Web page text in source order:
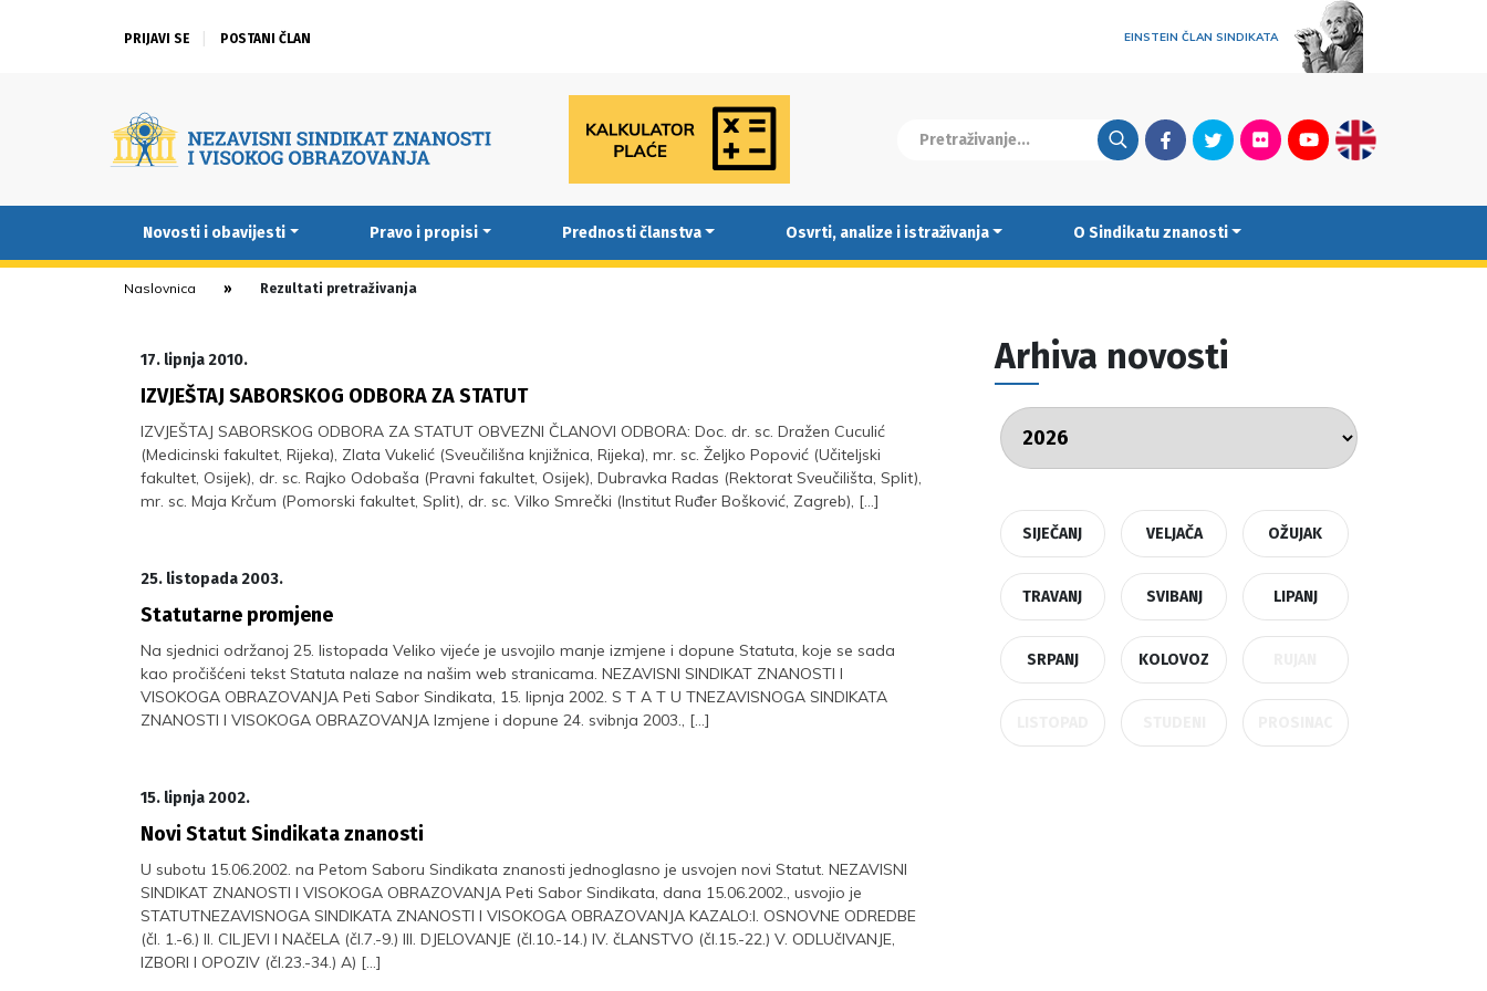
PRIJAVI SE POSTANI ČLAN EINSTEIN ČLAN SINDIKATA
FacebookTwitterFlickrYoutubeEnglish
Novosti i obavijesti Pravo i propisi Prednosti članstva Osvrti, analize i istraživanja O Sindikatu znanosti
Naslovnica Rezultati pretraživanja
17. lipnja 2010.
IZVJEŠTAJ SABORSKOG ODBORA ZA STATUT
IZVJEŠTAJ SABORSKOG ODBORA ZA STATUT OBVEZNI ČLANOVI ODBORA: Doc. dr. sc. Dražen Cuculić
(Medicinski fakultet, Rijeka), Zlata Vukelić (Sveučilišna knjižnica, Rijeka), mr. sc. Željko Popović (Učiteljski
fakultet, Osijek), dr. sc. Rajko Odobaša (Pravni fakultet, Osijek), Dubravka Radas (Rektorat Sveučilišta, Split),
mr. sc. Maja Krčum (Pomorski fakultet, Split), dr. sc. Vilko Smrečki (Institut Ruđer Bošković, Zagreb), […]
25. listopada 2003.
Statutarne promjene
Na sjednici održanoj 25. listopada Veliko vijeće je usvojilo manje izmjene i dopune Statuta, koje se sada
kao pročišćeni tekst Statuta nalaze na našim web stranicama. NEZAVISNI SINDIKAT ZNANOSTI I
VISOKOGA OBRAZOVANJA Peti Sabor Sindikata, 15. lipnja 2002. S T A T U TNEZAVISNOGA SINDIKATA
ZNANOSTI I VISOKOGA OBRAZOVANJA Izmjene i dopune 24. svibnja 2003., […]
15. lipnja 2002.
Novi Statut Sindikata znanosti
U subotu 15.06.2002. na Petom Saboru Sindikata znanosti jednoglasno je usvojen novi Statut. NEZAVISNI
SINDIKAT ZNANOSTI I VISOKOGA OBRAZOVANJA Peti Sabor Sindikata, dana 15.06.2002., usvojio je
STATUTNEZAVISNOGA SINDIKATA ZNANOSTI I VISOKOGA OBRAZOVANJA KAZALO:I. OSNOVNE ODREDBE
(čl. 1.-6.) II. CILJEVI I NAčELA (čl.7.-9.) III. DJELOVANJE (čl.10.-14.) IV. čLANSTVO (čl.15.-22.) V. ODLUčIVANJE,
IZBORI I OPOZIV (čl.23.-34.) A) […]
Arhiva novosti
SIJEČANJ VELJAČA OŽUJAK
TRAVANJ SVIBANJ LIPANJ
SRPANJ KOLOVOZ